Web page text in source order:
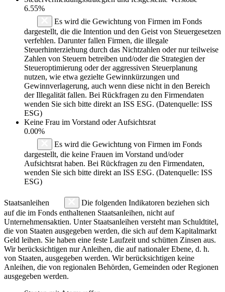
6.55%
Es wird die Gewichtung von Firmen im Fonds
dargestellt, die die Intention und den Geist von Steuergesetzen
verfehlen. Darunter fallen Firmen, die illegale
Steuerhinterziehung durch das Nichtzahlen oder nur teilweise
Zahlen von Steuern betreiben und/oder die Strategien der
Steueroptimierung oder der aggressiven Steuerplanung
nutzen, wie etwa gezielte Gewinnkürzungen und
Gewinnverlagerung, auch wenn diese nicht in den Bereich
der Illegalität fallen. Bei Rückfragen zu den Firmendaten
wenden Sie sich bitte direkt an ISS ESG. (Datenquelle: ISS
ESG)
Keine Frau im Vorstand oder Aufsichtsrat
0.00%
Es wird die Gewichtung von Firmen im Fonds
dargestellt, die keine Frauen im Vorstand und/oder
Aufsichtsrat haben. Bei Rückfragen zu den Firmendaten,
wenden Sie sich bitte direkt an ISS ESG. (Datenquelle: ISS
ESG)
Staatsanleihen
Die folgenden Indikatoren beziehen sich
auf die im Fonds enthaltenen Staatsanleihen, nicht auf
Unternehmensaktien. Unter Staatsanleihen versteht man Schuldtitel,
die von Staaten ausgegeben werden, die sich auf dem Kapitalmarkt
Geld leihen. Sie haben eine feste Laufzeit und schütten Zinsen aus.
Wir berücksichtigen nur Anleihen, die auf nationaler Ebene, d. h.
von Staaten, ausgegeben werden. Wir berücksichtigen keine
Anleihen, die von regionalen Behörden, Gemeinden oder Regionen
ausgegeben werden.